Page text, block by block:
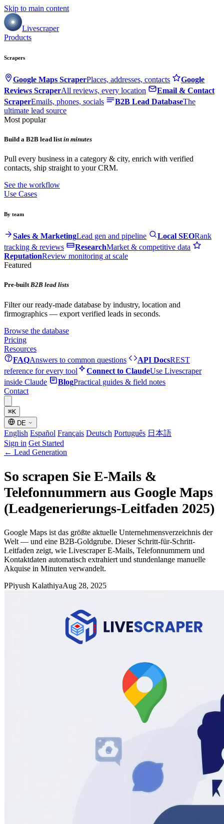
Skip to main content
Livescraper
Products
Scrapers
Google Maps ScraperPlaces, addresses, contacts
Google
Reviews ScraperAll reviews, every location
Email & Contact
ScraperEmails, phones, socials B2B Lead DatabaseThe
ultimate lead source
Most popular
Build a B2B lead listin minutes
Pull every business in a category & city, enrich with verified
contacts, ship straight to your CRM.
See the workflow
Use Cases
By team
Sales & MarketingLead gen and pipeline Local SEORank
tracking & reviews
ResearchMarket & competitive data
ReputationReview monitoring at scale
Featured
Pre-builtB2B lead lists
Filter our ready-made database by industry, location and
firmographics — export verified leads in seconds.
Browse the database
Pricing
Resources
FAQAnswers to common questions API DocsREST
reference for every tool
Connect to ClaudeUse Livescraper
inside Claude
BlogPractical guides & field notes
Contact
⌘K
DE
English Español Français Deutsch Português 日本語
Sign in Get Started
← Lead Generation
So scrapen Sie E-Mails &
Telefonnummern aus Google Maps
(Leadgenerierungs-Leitfaden 2025)
Google Maps ist das größte aktuelle Unternehmensverzeichnis der
Welt — und eine B2B-Goldgrube. Dieser Schritt-für-Schritt-
Leitfaden zeigt, wie Livescraper E-Mails, Telefonnummern und
Kontaktdaten automatisch extrahiert und stundenlange manuelle
Akquise in Minuten verwandelt.
PPiyush KalathiyaAug 28, 2025